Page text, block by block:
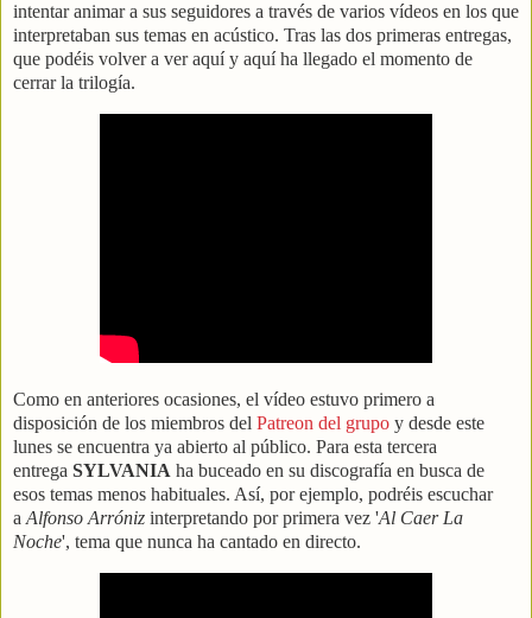
intentar animar a sus seguidores a través de varios vídeos en los que
interpretaban sus temas en acústico. Tras las dos primeras entregas,
que podéis volver a ver aquí y aquí ha llegado el momento de
cerrar la trilogía.
Como en anteriores ocasiones, el vídeo estuvo primero a
disposición de los miembros del Patreon del grupo y desde este
lunes se encuentra ya abierto al público. Para esta tercera
entrega SYLVANIA ha buceado en su discografía en busca de
esos temas menos habituales. Así, por ejemplo, podréis escuchar
a Alfonso Arróniz interpretando por primera vez 'Al Caer La
Noche', tema que nunca ha cantado en directo.